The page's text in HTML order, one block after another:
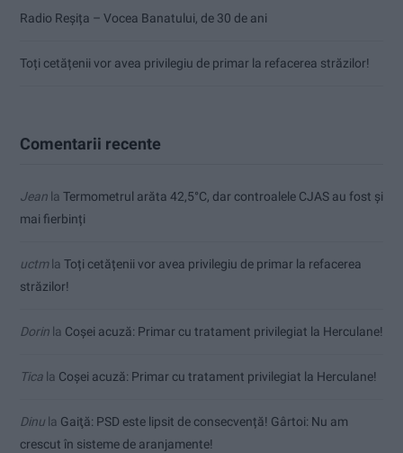
Radio Reșița – Vocea Banatului, de 30 de ani
Toți cetățenii vor avea privilegiu de primar la refacerea străzilor!
Comentarii recente
Jean la Termometrul arăta 42,5°C, dar controalele CJAS au fost și
mai fierbinți
uctmla Toți cetățenii vor avea privilegiu de primar la refacerea
străzilor!
Dorin la Coșei acuză: Primar cu tratament privilegiat la Herculane!
Tica la Coșei acuză: Primar cu tratament privilegiat la Herculane!
Dinu la Gaiţă: PSD este lipsit de consecvență! Gârtoi: Nu am
crescut în sisteme de aranjamente!